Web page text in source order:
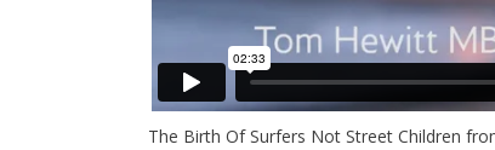
The Birth Of Surfers Not Street Children